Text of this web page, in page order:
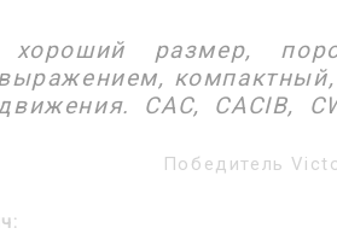
хороший размер,
САС, CACIB,
Победитель